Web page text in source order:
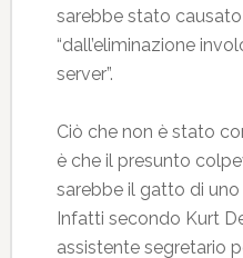
sarebbe stato causato
“dall’eliminazione
server”.
Ciò che non è stato
è che il presunto
sarebbe il gatto di uno
Infatti secondo Kurt
assistente segretario